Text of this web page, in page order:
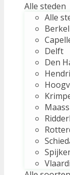
Alle steden
Alle
Delft
Den